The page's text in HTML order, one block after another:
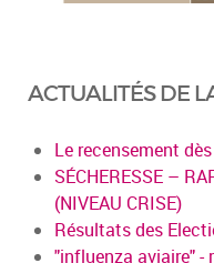
ACTUALITÉS DE
Le recensement
SÉCHERESSE –
(NIVEAU CRISE)
Résultats des
"influenza aviaire" -